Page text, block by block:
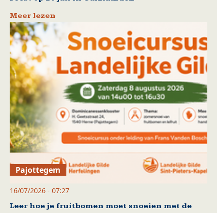
Meer lezen
Pajottegem
16/07/2026 - 07:27
Leer hoe je fruitbomen moet snoeien met de